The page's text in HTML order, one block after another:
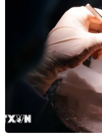
Tổng Biên tập: TRẦN
Phó Tổng Biên tập:
Sở hữu trí tuệ
Ngôn ngữ
Dịch vụ tin